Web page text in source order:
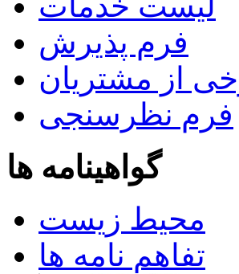
فرم پذیرش
از مشتریان
فرم نظرسنجی
گواهینامه ها
محیط زیست
تفاهم نامه ها